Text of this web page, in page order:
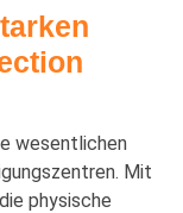
wesentlichen
Mit
physische